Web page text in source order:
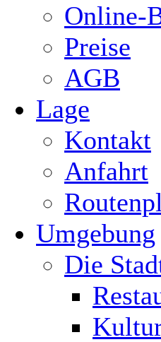
Online-
Preise
AGB
Lage
Kontakt
Anfahrt
Umgebung
Die